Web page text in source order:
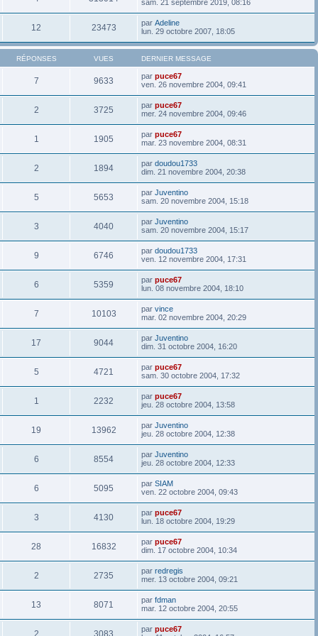
sam. 21 septembre 2019, 08:16
12 23473 par Adeline
lun. 29 octobre 2007, 18:05
RÉPONSES VUES DERNIER MESSAGE
7 9633 par puce67
ven. 26 novembre 2004, 09:41
2 3725 par puce67
mer. 24 novembre 2004, 09:46
1 1905 par puce67
mar. 23 novembre 2004, 08:31
2 1894 par doudou1733
dim. 21 novembre 2004, 20:38
5 5653 par Juventino
sam. 20 novembre 2004, 15:18
3 4040 par Juventino
sam. 20 novembre 2004, 15:17
9 6746 par doudou1733
ven. 12 novembre 2004, 17:31
6 5359 par puce67
lun. 08 novembre 2004, 18:10
7 10103 par vince
mar. 02 novembre 2004, 20:29
17 9044 par Juventino
dim. 31 octobre 2004, 16:20
5 4721 par puce67
sam. 30 octobre 2004, 17:32
1 2232 par puce67
jeu. 28 octobre 2004, 13:58
19 13962 par Juventino
jeu. 28 octobre 2004, 12:38
6 8554 par Juventino
jeu. 28 octobre 2004, 12:33
6 5095 par SIAM
ven. 22 octobre 2004, 09:43
3 4130 par puce67
lun. 18 octobre 2004, 19:29
28 16832 par puce67
dim. 17 octobre 2004, 10:34
2 2735 par redregis
mer. 13 octobre 2004, 09:21
13 8071 par fdman
mar. 12 octobre 2004, 20:55
2 3083 par puce67